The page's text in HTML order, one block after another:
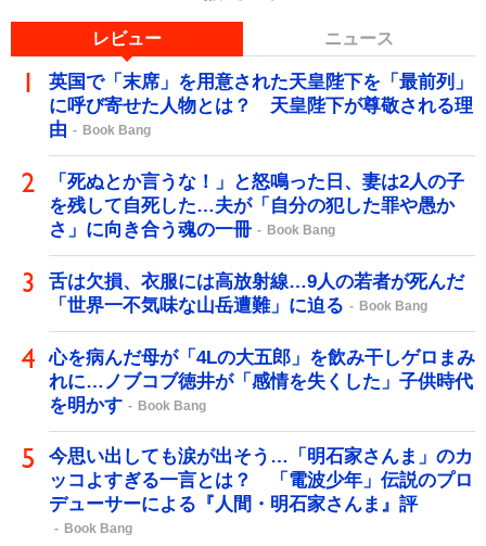
レビュー ニュース
英国で「末席」を用意された天皇陛下を「最前列」
に呼び寄せた人物とは？ 天皇陛下が尊敬される理
由
Book Bang
「死ぬとか言うな！」と怒鳴った日、妻は2人の子
を残して自死した…夫が「自分の犯した罪や愚か
さ」に向き合う魂の一冊
Book Bang
舌は欠損、衣服には高放射線…9人の若者が死んだ
「世界一不気味な山岳遭難」に迫る
Book Bang
心を病んだ母が「4Lの大五郎」を飲み干しゲロまみ
れに…ノブコブ徳井が「感情を失くした」子供時代
を明かす
Book Bang
今思い出しても涙が出そう…「明石家さんま」のカ
ッコよすぎる一言とは？ 「電波少年」伝説のプロ
デューサーによる『人間・明石家さんま』評
Book Bang